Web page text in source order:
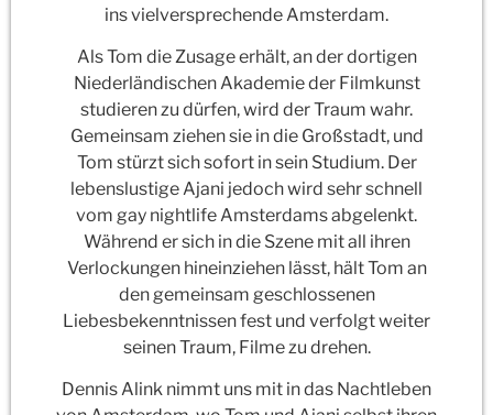
ins vielversprechende Amsterdam.
Als Tom die Zusage erhält, an der dortigen
Niederländischen Akademie der Filmkunst
studieren zu dürfen, wird der Traum wahr.
Gemeinsam ziehen sie in die Großstadt, und
Tom stürzt sich sofort in sein Studium. Der
lebenslustige Ajani jedoch wird sehr schnell
vom gay nightlife Amsterdams abgelenkt.
Während er sich in die Szene mit all ihren
Verlockungen hineinziehen lässt, hält Tom an
den gemeinsam geschlossenen
Liebesbekenntnissen fest und verfolgt weiter
seinen Traum, Filme zu drehen.
Dennis Alink nimmt uns mit in das Nachtleben